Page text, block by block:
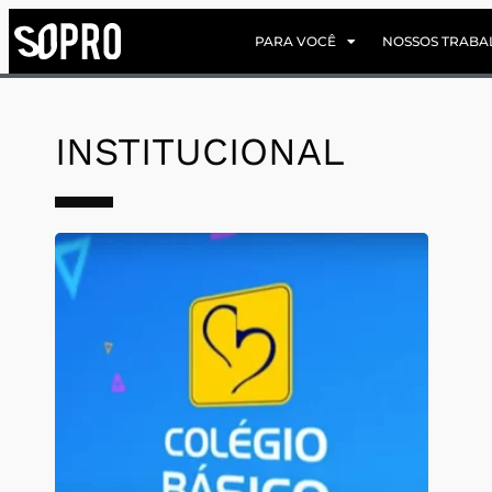
PARA VOCÊ NOSSOS
INSTITUCIONAL